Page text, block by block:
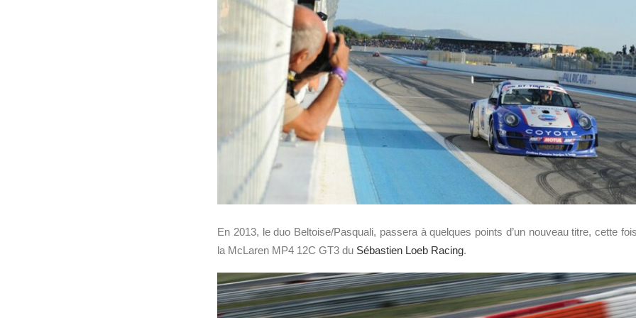
En 2013, le duo Beltoise/Pasquali, passera à quelques points d’un nouveau titre, cette
la McLaren MP4 12C GT3 du Sébastien Loeb Racing.